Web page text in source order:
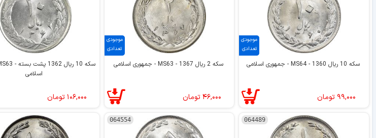
موجودی
تعدادی
سکه 10 ریال 1360 - MS64 - جمهوری اسلامی
۹۹,۰۰۰ تومان
موجودی
تعدادی
سکه 2 ریال 1367 - MS63 - جمهوری اسلامی
۴۶,۰۰۰ تومان
اسلامی
۱۰۶,۰۰۰تومان
064489
064554